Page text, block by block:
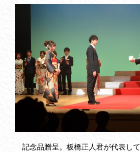
記念品贈呈。板橋正人君が代表して